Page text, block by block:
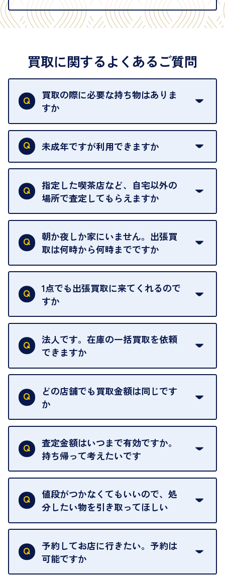
買取に関するよくあるご質問
買取の際に必要な持ち物はありま
すか
本人確認書類をご用意ください。ご利用になれる書
類はこちらをご確認ください。
未成年ですが利用できますか
18歳未満の方は、保護者の同意があってもご利用い
ただけません。
指定した喫茶店など、自宅以外の
場所で査定してもらえますか
ご自宅以外での査定はお引き受けできません。ご指
定のお店や、ほかのお客様への迷惑となることが考
えられるためです。
朝か夜しか家にいません。出張買
取は何時から何時までですか
ご訪問可能時間は、10時から19時です。
ただし、お品物の種類や量によっては対応させてい
ただくことがあります。
1点でも出張買取に来てくれるので
すか
はい。1点でもお伺いします。
法人です。在庫の一括買取を依頼
できますか
はい。喜んで承ります。出張買取をご利用くださ
い。
ご指定の場所にお伺いします。
どの店舗でも買取金額は同じです
か
はい。全店舗一律です。
ただし、中古市場は日々変動するため、査定した日
によって査定額が変わることはございます。
査定金額はいつまで有効ですか。
持ち帰って考えたいです
査定額は当日限り有効です。
中古市場が日々変動するため、翌日には査定額が変
わることがございます。
値段がつかなくてもいいので、処
分したい物を引き取ってほしい
再販不可能な物は、場合によってはお断りすること
がございます。ご了承ください。
予約してお店に行きたい。予約は
可能ですか